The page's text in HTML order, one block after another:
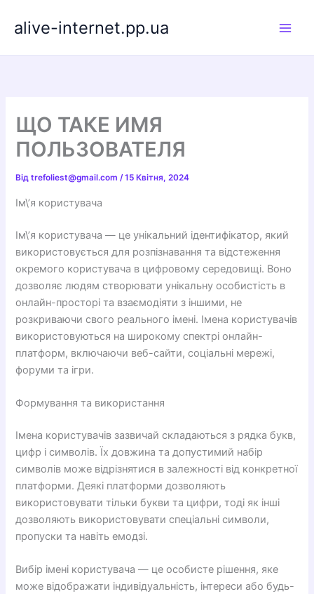
alive-internet.pp.ua
ЩО ТАКЕ ИМЯ
ПОЛЬЗОВАТЕЛЯ
Відtrefoliest@gmail.com/15 Квітня, 2024
Ім\’я користувача
Ім\’я користувача — це унікальний ідентифікатор, який
використовується для розпізнавання та відстеження
окремого користувача в цифровому середовищі. Воно
дозволяє людям створювати унікальну особистість в
онлайн-просторі та взаємодіяти з іншими, не
розкриваючи свого реального імені. Імена користувачів
використовуються на широкому спектрі онлайн-
платформ, включаючи веб-сайти, соціальні мережі,
форуми та ігри.
Формування та використання
Імена користувачів зазвичай складаються з рядка букв,
цифр і символів. Їх довжина та допустимий набір
символів може відрізнятися в залежності від конкретної
платформи. Деякі платформи дозволяють
використовувати тільки букви та цифри, тоді як інші
дозволяють використовувати спеціальні символи,
пропуски та навіть емодзі.
Вибір імені користувача — це особисте рішення, яке
може відображати індивідуальність, інтереси або будь-